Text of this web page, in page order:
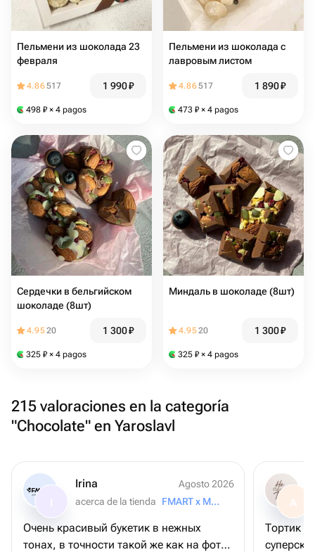
Пельмени из шоколада 23
февраля
4.86517 1 990₽
498 ₽ × 4 pagos
Пельмени из шоколада с
лавровым листом
4.86517 1 890₽
473 ₽ × 4 pagos
Сердечки в бельгийском
шоколаде (8шт)
4.9520 1 300₽
325 ₽ × 4 pagos
Миндаль в шоколаде (8шт)
4.9520 1 300₽
325 ₽ × 4 pagos
215 valoraciones en la categoría
"Chocolate" en Yaroslavl
Irina
Agosto 2026
acerca de la tienda
FMART x Moskovsky
Очень красивый букетик в нежных
тонах, в точности такой же как на фото
A
Тортик